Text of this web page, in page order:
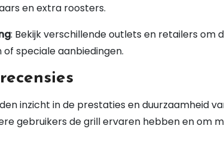
en extra roosters.
: Bekijk verschillende outlets en retailers
speciale aanbiedingen.
inzicht in de prestaties en duurzaamheid
gebruikers de grill ervaren hebben en om